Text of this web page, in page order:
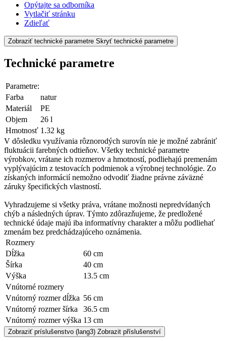
Opýtajte sa odborníka
Vytlačiť stránku
Zdieľať
Zobraziť technické parametre Skryť technické parametre
Technické parametre
Parametre:
Farba
natur
Materiál
PE
Objem
26 l
Hmotnosť 1.32 kg
V dôsledku využívania rôznorodých surovín nie je možné zabrániť
fluktuácii farebných odtieňov. Všetky technické parametre
výrobkov, vrátane ich rozmerov a hmotností, podliehajú premenám
vyplývajúcim z testovacích podmienok a výrobnej technológie. Zo
získaných informácií nemožno odvodiť žiadne právne záväzné
záruky špecifických vlastností.
Vyhradzujeme si všetky práva, vrátane možnosti nepredvídaných
chýb a následných úprav. Týmto zdôrazňujeme, že predložené
technické údaje majú iba informatívny charakter a môžu podliehať
zmenám bez predchádzajúceho oznámenia.
Rozmery
Dĺžka
60 cm
Šírka
40 cm
Výška
13.5 cm
Vnútorné rozmery
Vnútorný rozmer dĺžka 56 cm
Vnútorný rozmer šírka
36.5 cm
Vnútorný rozmer výška 13 cm
Zobraziť príslušenstvo (lang3) Zobrazit příslušenství